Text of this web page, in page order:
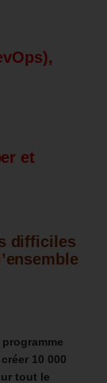
et
difficiles
10 000
tout le